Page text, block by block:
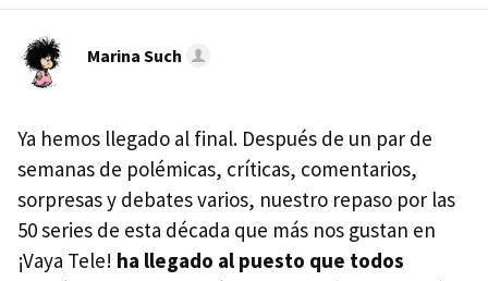
Marina Such
Ya hemos llegado al final. Después de un par de
semanas de polémicas, críticas, comentarios,
sorpresas y debates varios, nuestro repaso por las
50 series de esta década que más nos gustan en
¡Vaya Tele! ha llegado al puesto que todos